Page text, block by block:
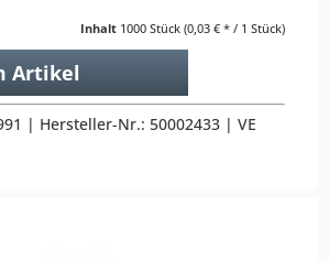
Inhalt 1000 Stück (0,03 € * / 1 Stück)
Artikel
| Hersteller-Nr.: 50002433 | VE